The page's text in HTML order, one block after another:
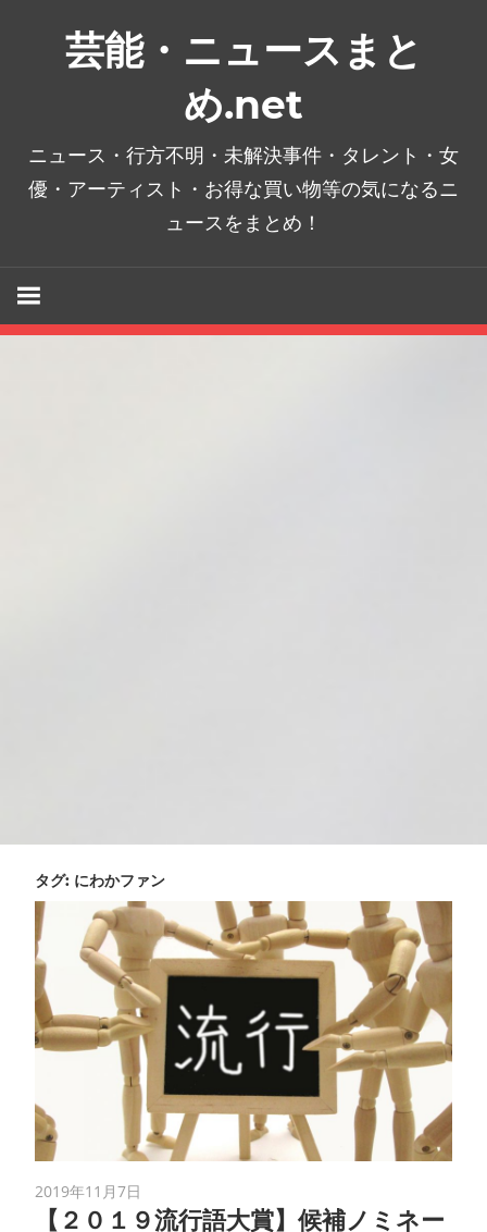
芸能・ニュースまと
め.net
ニュース・行方不明・未解決事件・タレント・女
優・アーティスト・お得な買い物等の気になるニ
ュースをまとめ！
タグ: にわかファン
2019年11月7日
【２０１９流行語大賞】候補ノミネー